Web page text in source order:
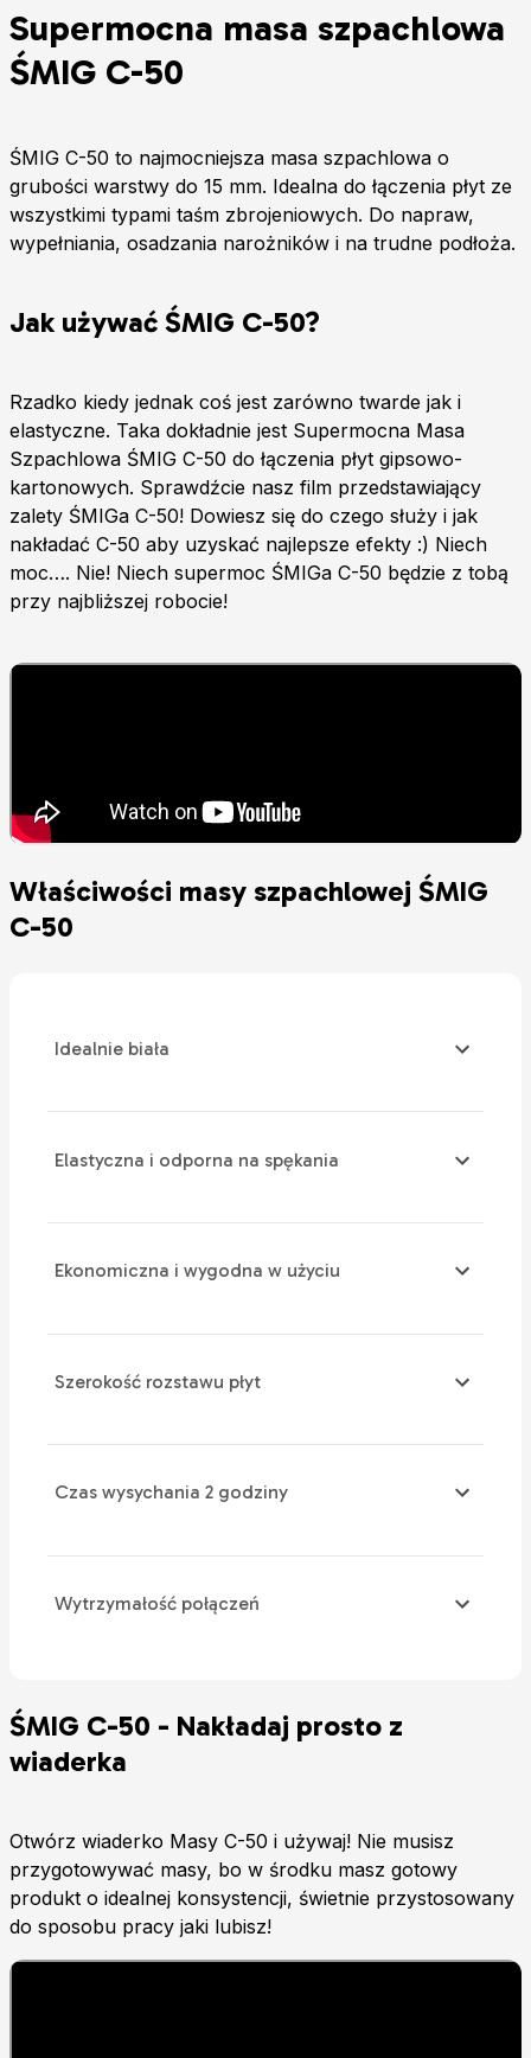
Supermocna masa szpachlowa
ŚMIG C-50
ŚMIG C-50 to najmocniejsza masa szpachlowa o
grubości warstwy do 15 mm. Idealna do łączenia płyt ze
wszystkimi typami taśm zbrojeniowych. Do napraw,
wypełniania, osadzania narożników i na trudne podłoża.
Jak używać ŚMIG C-50?
Rzadko kiedy jednak coś jest zarówno twarde jak i
elastyczne. Taka dokładnie jest Supermocna Masa
Szpachlowa ŚMIG C-50 do łączenia płyt gipsowo-
kartonowych. Sprawdźcie nasz film przedstawiający
zalety ŚMIGa C-50! Dowiesz się do czego służy i jak
nakładać C-50 aby uzyskać najlepsze efekty :) Niech
moc…. Nie! Niech supermoc ŚMIGa C-50 będzie z tobą
przy najbliższej robocie!
Właściwości masy szpachlowej ŚMIG
C-50
Idealnie biała
Elastyczna i odporna na spękania
Ekonomiczna i wygodna w użyciu
Szerokość rozstawu płyt
Czas wysychania 2 godziny
Wytrzymałość połączeń
ŚMIG C-50 - Nakładaj prosto z
wiaderka
Otwórz wiaderko Masy C-50 i używaj! Nie musisz
przygotowywać masy, bo w środku masz gotowy
produkt o idealnej konsystencji, świetnie przystosowany
do sposobu pracy jaki lubisz!